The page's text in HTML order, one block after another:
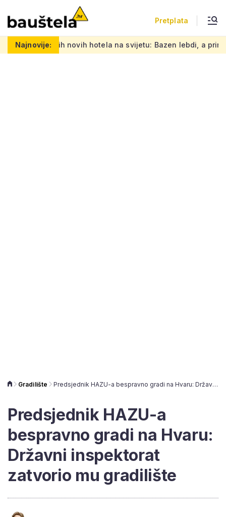
Pretplata
Najnovije:
hotela na svijetu: Bazen lebdi, a prirodna ventilacija
Gradilište Predsjednik HAZU-a bespravno gradi na Hvaru: Državni inspektorat zatvorio mu gradilište
Predsjednik HAZU-a
bespravno gradi na Hvaru:
Državni inspektorat
zatvorio mu gradilište